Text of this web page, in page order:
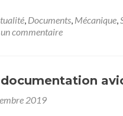
, Documents, Mécanique,
commentaire
2019